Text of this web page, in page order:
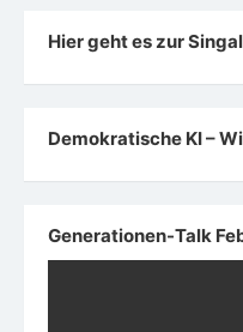
Hier geht es zur
Demokratische KI –
Generationen-Talk